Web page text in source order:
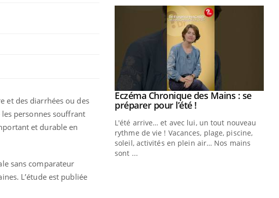
et des diarrhées ou des
personnes souffrant
et durable en
sans comparateur
L’étude est publiée
Charge mentale : et si on
Youtube
dans le diabète de type 2
d'idées reçues chez les
Youtube
Eczéma Chronique des Mains : se
préparer pour l’été !Youtube
L'été arrive… et avec lui, un tout nouveau
rythme de vie ! Vacances, plage, piscine,
soleil, activités en plein air… Nos mains
sont ...